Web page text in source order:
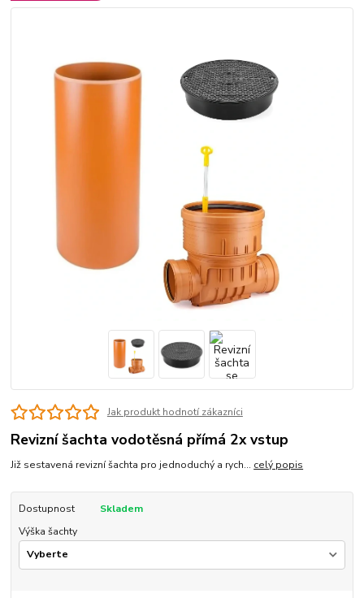
Jak produkt hodnotí zákazníci
Revizní šachta vodotěsná přímá 2x vstup
Již sestavená revizní šachta pro jednoduchý a rych... celý popis
Dostupnost
Skladem
Výška šachty